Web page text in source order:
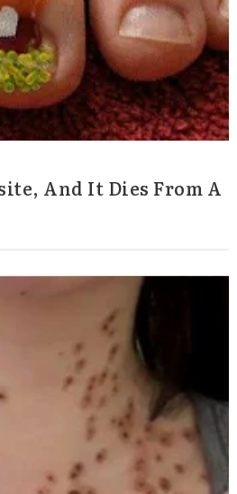
And It Dies From A